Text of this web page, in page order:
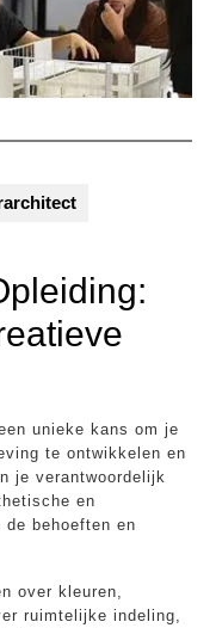
unieke kans om je
te ontwikkelen en
je verantwoordelijk
en
behoeften en
over kleuren,
ruimtelijke indeling,